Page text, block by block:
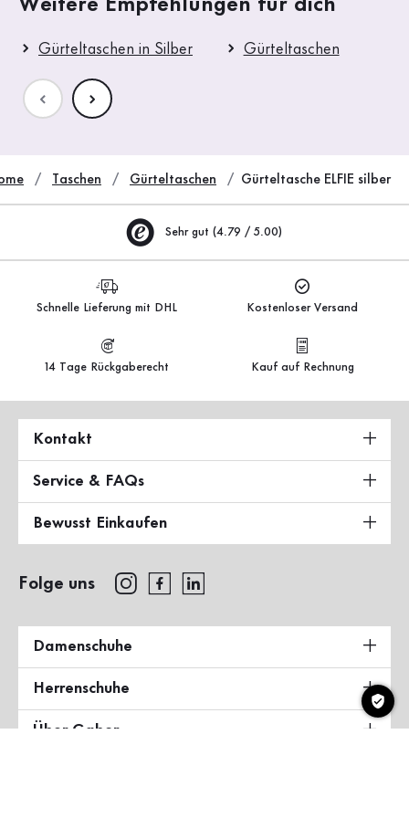
Weitere Empfehlungen für dich
Gürteltaschen in Silber Gürteltaschen
Taschen Gürteltaschen Gürteltasche ELFIE silber
Sehr gut (4.79 / 5.00)
Schnelle Lieferung mit DHL Kostenloser Versand
14 Tage Rückgaberecht Kauf auf Rechnung
Kontakt
Service & FAQs
Bewusst Einkaufen
Folge uns
Damenschuhe
Herrenschuhe
Über Gabor